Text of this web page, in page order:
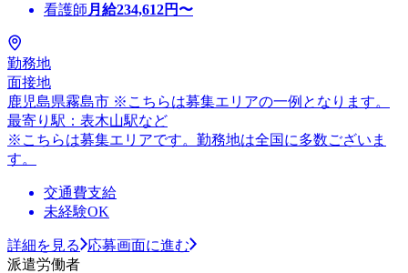
看護師 月給234,612円〜
勤務地
面接地
鹿児島県霧島市 ※こちらは募集エリアの一例となります。
最寄り駅：表木山駅など
※こちらは募集エリアです。勤務地は全国に多数ございま
す。
交通費支給
未経験OK
詳細を見る
応募画面に進む
派遣労働者